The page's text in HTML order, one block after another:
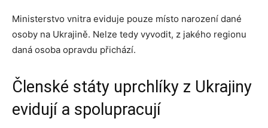
Ministerstvo vnitra eviduje pouze místo narození dané
osoby na Ukrajině. Nelze tedy vyvodit, z jakého regionu
daná osoba opravdu přichází.
Členské státy uprchlíky z Ukrajiny
evidují a spolupracují